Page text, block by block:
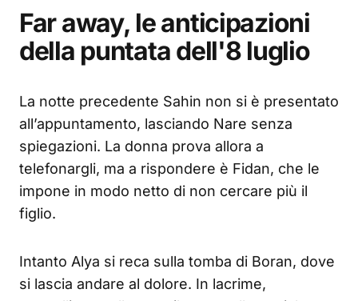
Far away, le anticipazioni
della puntata dell'8 luglio
La notte precedente Sahin non si è presentato
all’appuntamento, lasciando Nare senza
spiegazioni. La donna prova allora a
telefonargli, ma a rispondere è Fidan, che le
impone in modo netto di non cercare più il
figlio.
Intanto Alya si reca sulla tomba di Boran, dove
si lascia andare al dolore. In lacrime,